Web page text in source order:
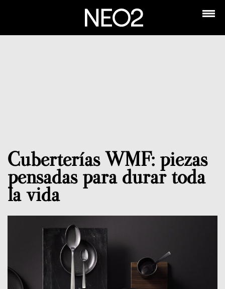
Cuberterías WMF: piezas
pensadas para durar toda
la vida